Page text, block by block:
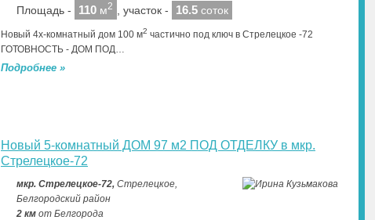
Площадь - 110 м2 , участок - 16.5 соток
Новый 4х-комнатный дoм 100 м2 частично под ключ в Стрелецкое -72
ГОТОВНОСТЬ - ДОМ ПОД…
Подробнее »
Новый 5-комнатный ДОМ 97 м2 ПОД ОТДЕЛКУ в мкр.
Стрелецкое-72
мкр. Стрелецкое-72, Стрелецкое,
Белгородский район
2 км от Белгорода